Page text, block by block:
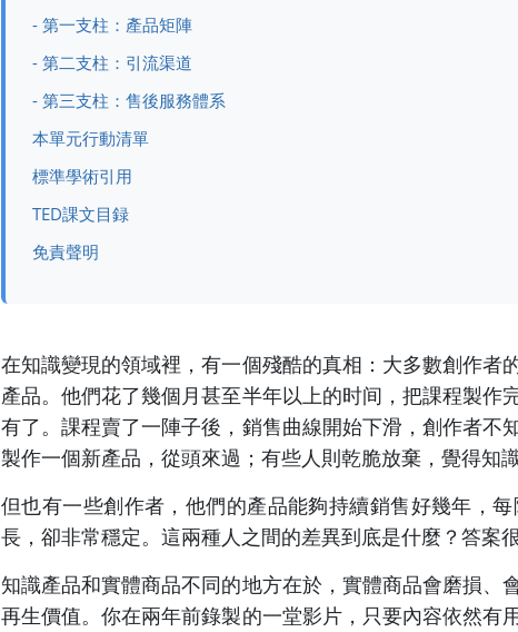
- 第一支柱：產品矩陣
- 第二支柱：引流渠道
- 第三支柱：售後服務體系
本單元行動清單
標準學術引用
TED課文目録
免責聲明
在知識變現的領域裡，有一個殘酷的真相：大多數創作
產品。他們花了幾個月甚至半年以上的时间，把課程製
有了。課程賣了一陣子後，銷售曲線開始下滑，創作者
製作一個新產品，從頭來過；有些人則乾脆放棄，覺得知
但也有一些創作者，他們的產品能夠持續銷售好幾年，
長，卻非常穩定。這兩種人之間的差異到底是什麼？答案
知識產品和實體商品不同的地方在於，實體商品會磨損、
再生價值。你在兩年前錄製的一堂影片，只要內容依然